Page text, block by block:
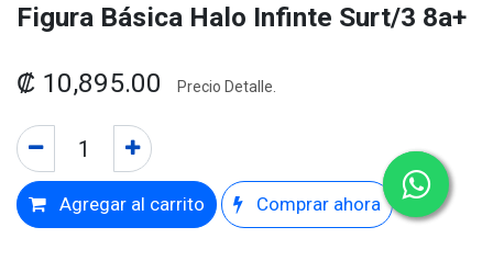
Figura Básica Halo Infinte Surt/3 8a+
₡ 10,895.00 Precio Detalle.
Agregar al carrito Comprar ahora